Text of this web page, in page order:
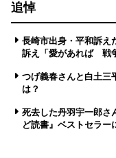
追悼
長崎市出身・平和訴
訴え「愛があれば 戦
つげ義春さんと白土
は？
死去した丹羽宇一郎
ど読書』ベストセラー